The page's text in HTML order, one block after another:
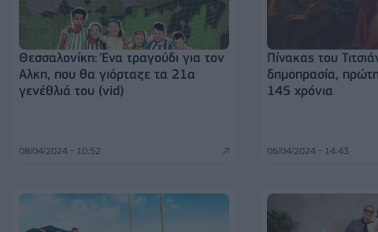
Θεσσαλονίκη: Ένα τραγούδι για τον
Αλκη, που θα γιόρταζε τα 21α
γενέθλιά του (vid)
08/04/2024 - 10:52
Πίνακας του
δημοπρασία,
145 χρόνια
06/04/2024 - 14:43